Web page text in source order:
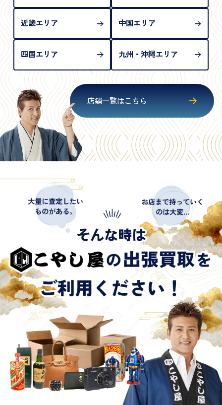
近畿エリア 中国エリア
四国エリア 九州・沖縄エリア
店舗一覧はこちら